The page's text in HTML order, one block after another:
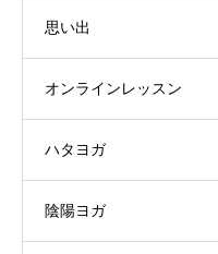
思い出
オンラインレッスン
ハタヨガ
陰陽ヨガ